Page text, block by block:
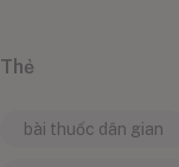
Thẻ
bài thuốc dân gian